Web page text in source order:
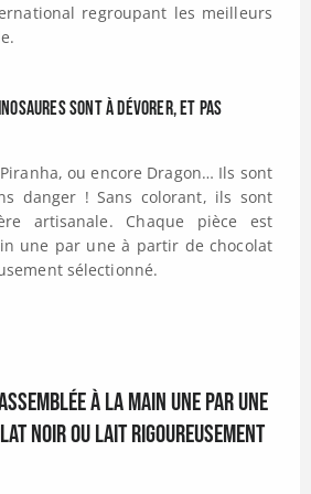
regroupant les meilleurs
sont à dévorer, et pas
ou encore Dragon… Ils sont
danger ! Sans colorant, ils sont
artisanale. Chaque pièce est
une par une à partir de chocolat
sélectionné.
à la main une par une
noir ou lait rigoureusement